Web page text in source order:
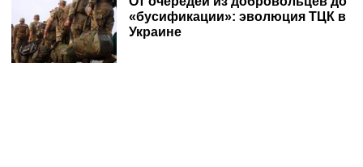
«бусификации»: эволюция ТЦК в
Украине